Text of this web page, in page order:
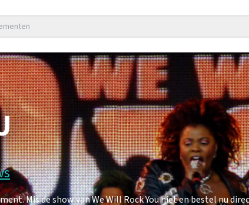
Mis de show van We Will Rock You niet en bestel nu